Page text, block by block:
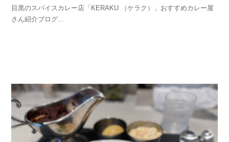
目黒のスパイスカレー店「KERAKU （ケラク）」おすすめカレー屋
さん紹介ブログ...